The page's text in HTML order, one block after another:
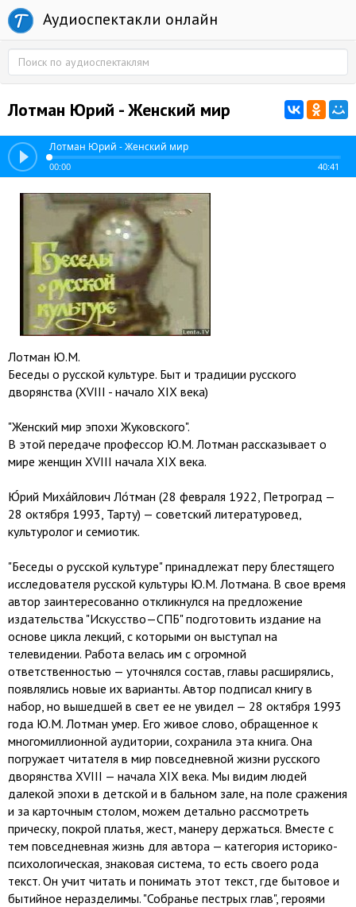
Аудиоспектакли онлайн
Лотман Юрий - Женский мир
Лотман Юрий - Женский мир
00:00 40:41
Лотман Ю.М.
Беседы о русской культуре. Быт и традиции русского
дворянства (XVIII - начало XIX века)
"Женский мир эпохи Жуковского".
В этой передаче профессор Ю.М. Лотман рассказывает о
мире женщин XVIII начала XIX века.
Ю́рий Миха́йлович Ло́тман (28 февраля 1922, Петроград —
28 октября 1993, Тарту) — советский литературовед,
культуролог и семиотик.
"Беседы о русской культуре" принадлежат перу блестящего
исследователя русской культуры Ю.М. Лотмана. В свое время
автор заинтересованно откликнулся на предложение
издательства "Искусство—СПБ" подготовить издание на
основе цикла лекций, с которыми он выступал на
телевидении. Работа велась им с огромной
ответственностью — уточнялся состав, главы расширялись,
появлялись новые их варианты. Автор подписал книгу в
набор, но вышедшей в свет ее не увидел — 28 октября 1993
года Ю.М. Лотман умер. Его живое слово, обращенное к
многомиллионной аудитории, сохранила эта книга. Она
погружает читателя в мир повседневной жизни русского
дворянства XVIII — начала XIX века. Мы видим людей
далекой эпохи в детской и в бальном зале, на поле сражения
и за карточным столом, можем детально рассмотреть
прическу, покрой платья, жест, манеру держаться. Вместе с
тем повседневная жизнь для автора — категория историко-
психологическая, знаковая система, то есть своего рода
текст. Он учит читать и понимать этот текст, где бытовое и
бытийное неразделимы. "Собранье пестрых глав", героями